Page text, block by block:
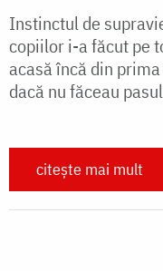
Instinctul de
copiilor i-a făcut pe
acasă încă din
dacă nu făceau
citește mai mult